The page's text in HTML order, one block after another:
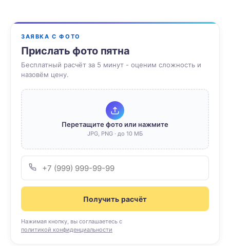
ЗАЯВКА С ФОТО
Прислать фото пятна
Бесплатный расчёт за 5 минут - оценим сложность и
назовём цену.
Перетащите фото или нажмите
JPG, PNG · до 10 МБ
Получить расчёт
Нажимая кнопку, вы соглашаетесь с
политикой конфиденциальности